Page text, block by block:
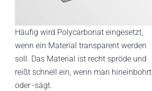
Häufig wird Polycarbonat eingesetzt,
wenn ein Material transparent werden
soll. Das Material ist recht spröde und
reißt schnell ein, wenn man hineinbohrt
oder -sägt.